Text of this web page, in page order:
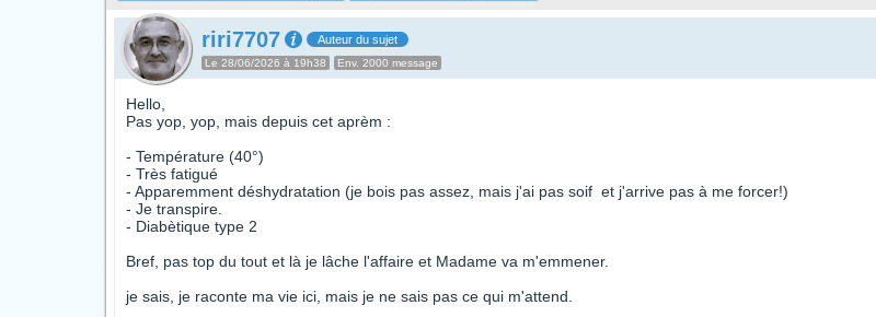
riri7707 Auteur du sujet
Le 28/06/2026 à 19h38 Env. 2000 message
Hello,
Pas yop, yop, mais depuis cet aprèm :
- Température (40°)
- Très fatigué
- Apparemment déshydratation (je bois pas assez, mais j'ai pas soif et j'arrive pas à me forcer!)
- Je transpire.
- Diabètique type 2
Bref, pas top du tout et là je lâche l'affaire et Madame va m'emmener.
je sais, je raconte ma vie ici, mais je ne sais pas ce qui m'attend.